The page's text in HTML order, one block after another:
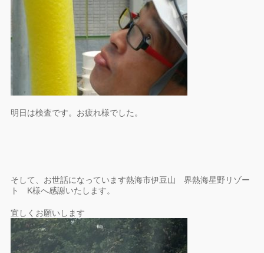
明日は検査です。お疲れ様でした。
そして、お世話になっています熱海市伊豆山 界熱海星野リゾー
ト K様へ感謝いたします。
宜しくお願いします